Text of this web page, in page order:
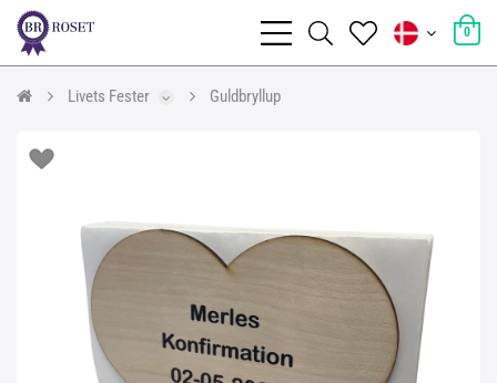
0
Livets Fester Guldbryllup